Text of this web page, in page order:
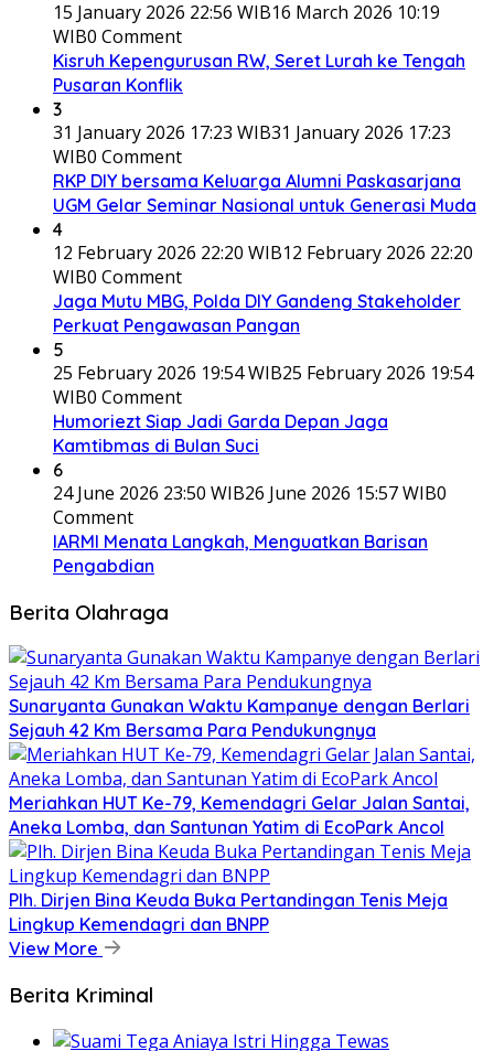
15 January 2026 22:56 WIB16 March 2026 10:19
WIB0 Comment
Kisruh Kepengurusan RW, Seret Lurah ke Tengah
Pusaran Konflik
3
31 January 2026 17:23 WIB31 January 2026 17:23
WIB0 Comment
RKP DIY bersama Keluarga Alumni Paskasarjana
UGM Gelar Seminar Nasional untuk Generasi Muda
4
12 February 2026 22:20 WIB12 February 2026 22:20
WIB0 Comment
Jaga Mutu MBG, Polda DIY Gandeng Stakeholder
Perkuat Pengawasan Pangan
5
25 February 2026 19:54 WIB25 February 2026 19:54
WIB0 Comment
Humoriezt Siap Jadi Garda Depan Jaga
Kamtibmas di Bulan Suci
6
24 June 2026 23:50 WIB26 June 2026 15:57 WIB0
Comment
IARMI Menata Langkah, Menguatkan Barisan
Pengabdian
Berita Olahraga
Sunaryanta Gunakan Waktu Kampanye dengan Berlari
Sejauh 42 Km Bersama Para Pendukungnya
Meriahkan HUT Ke-79, Kemendagri Gelar Jalan Santai,
Aneka Lomba, dan Santunan Yatim di EcoPark Ancol
Plh. Dirjen Bina Keuda Buka Pertandingan Tenis Meja
Lingkup Kemendagri dan BNPP
View More
Berita Kriminal